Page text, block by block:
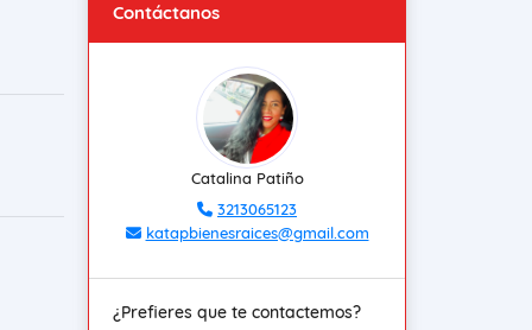
Contáctanos
Catalina Patiño
3213065123
katapbienesraices@gmail.com
¿Prefieres que te contactemos?